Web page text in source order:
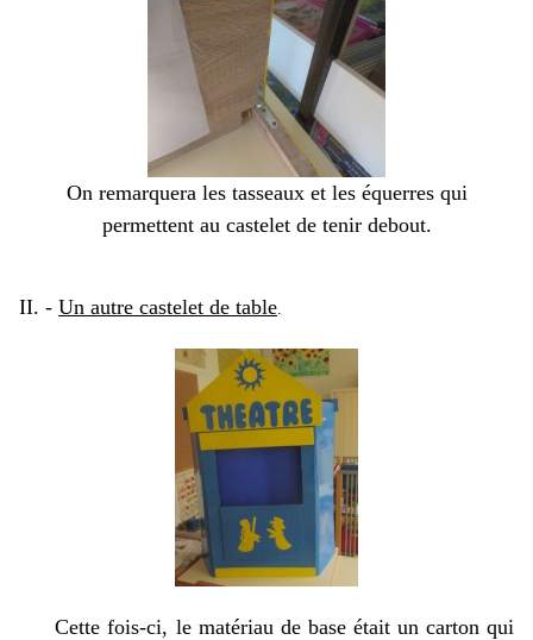
On remarquera les tasseaux et les équerres qui
permettent au castelet de tenir debout.
II. - Un autre castelet de table.
Cette fois-ci, le matériau de base était un carton qui